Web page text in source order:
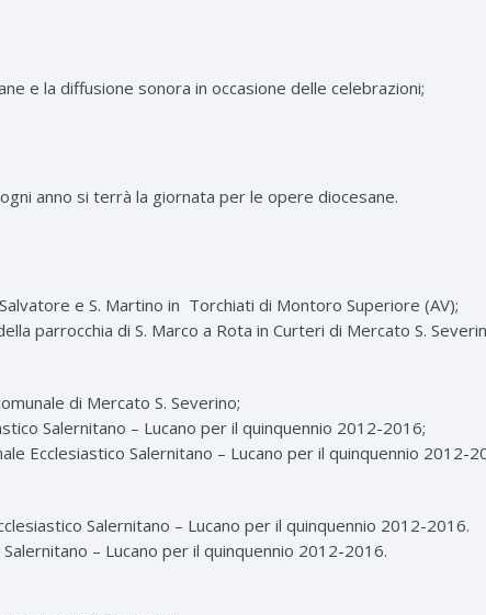
e la diffusione sonora in occasione delle celebrazioni;
anno si terrà la giornata per le opere diocesane.
e S. Martino in Torchiati di Montoro Superiore (AV);
parrocchia di S. Marco a Rota in Curteri di Mercato S.
di Mercato S. Severino;
Salernitano – Lucano per il quinquennio 2012-2016;
Ecclesiastico Salernitano – Lucano per il quinquennio 2012-
Salernitano – Lucano per il quinquennio 2012-2016.
– Lucano per il quinquennio 2012-2016.